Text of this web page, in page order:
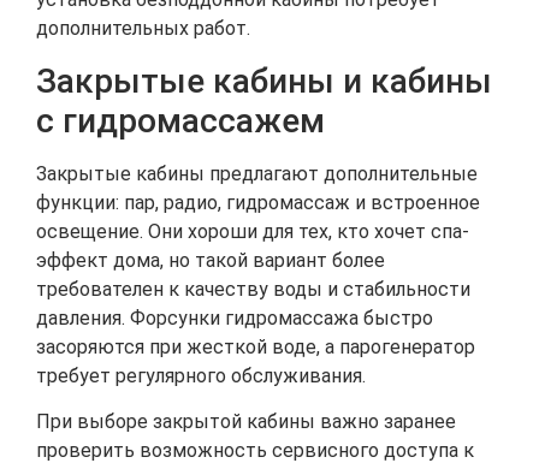
дополнительных работ.
Закрытые кабины и кабины
с гидромассажем
Закрытые кабины предлагают дополнительные
функции: пар, радио, гидромассаж и встроенное
освещение. Они хороши для тех, кто хочет спа-
эффект дома, но такой вариант более
требователен к качеству воды и стабильности
давления. Форсунки гидромассажа быстро
засоряются при жесткой воде, а парогенератор
требует регулярного обслуживания.
При выборе закрытой кабины важно заранее
проверить возможность сервисного доступа к